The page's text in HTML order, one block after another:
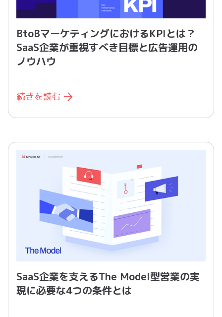
BtoBマーケティングにおけるKPIとは？
SaaS企業が重視すべき目標と広告運用の
ノウハウ
続きを読む
SaaS企業を支えるThe Model型営業の実
現に必要な4つの条件とは